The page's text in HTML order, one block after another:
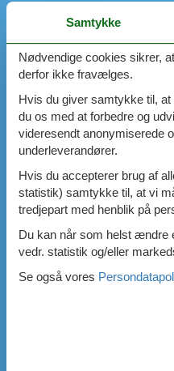
Samtykke
Nødvendige cookies sikrer,
derfor ikke fravælges.
Hvis du giver samtykke til,
du os med at forbedre og
videresendt anonymiserede
underleverandører.
Hvis du accepterer brug af
statistik) samtykke til, at vi
tredjepart med henblik på
Du kan når som helst ændre
vedr. statistik og/eller
Se også vores